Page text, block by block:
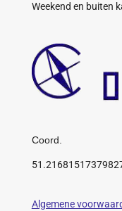
Weekend en
Coord.
Algemene